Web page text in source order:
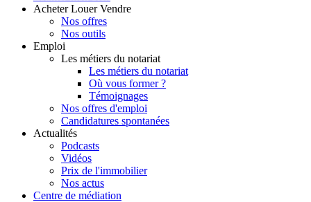
Acheter Louer Vendre
Nos offres
Nos outils
Emploi
Les métiers du notariat
Les métiers du notariat
Où vous former ?
Témoignages
Nos offres d'emploi
Candidatures spontanées
Actualités
Podcasts
Vidéos
Prix de l'immobilier
Nos actus
Centre de médiation